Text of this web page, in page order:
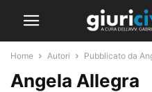
Home Autori Pubblicato da
Angela Allegra